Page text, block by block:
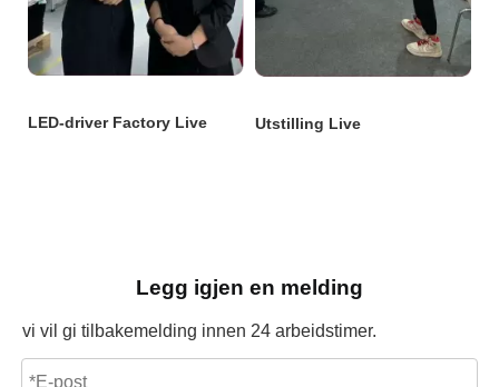
Legg igjen en melding
vi vil gi tilbakemelding innen 24 arbeidstimer.